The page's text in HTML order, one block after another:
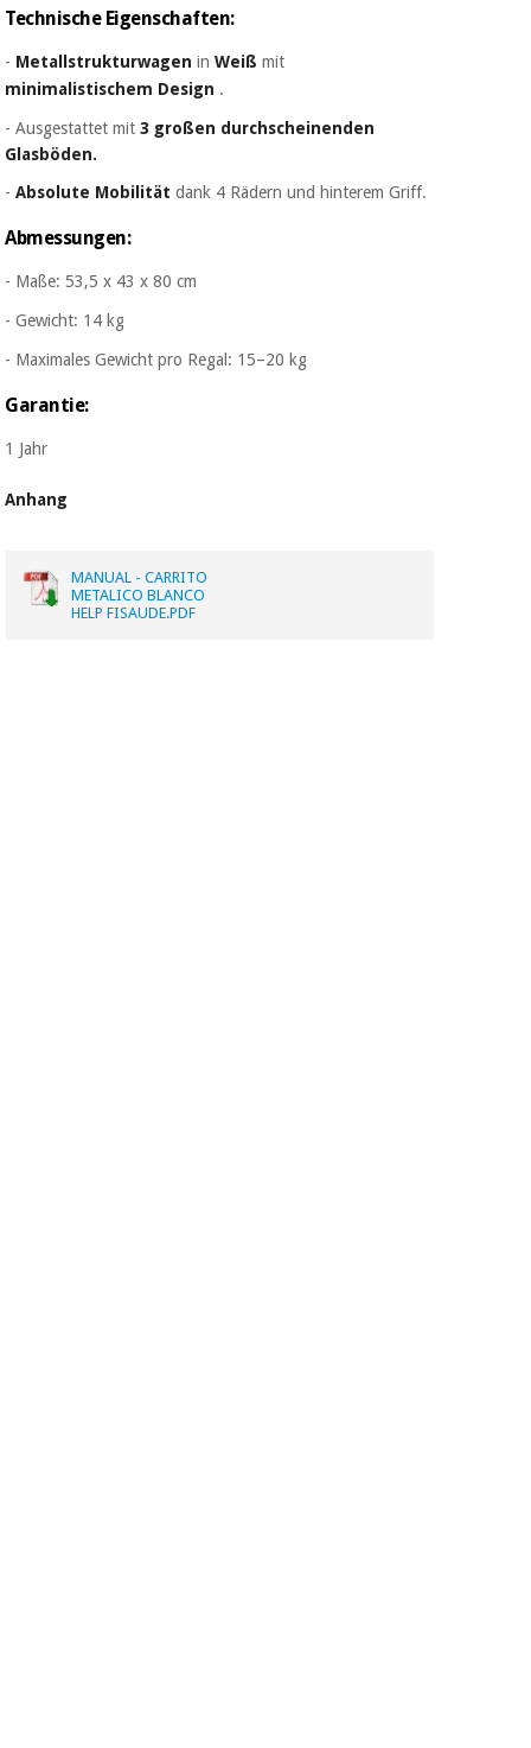
Veterinärmedizin
Orthopädie
Chirurgische
instrumente
Technische Eigenschaften:
- Metallstrukturwagen inWeiß mit
minimalistischem Design .
- Ausgestattet mit3 großen durchscheinenden
Glasböden.
-Absolute Mobilität dank 4 Rädern und hinterem Griff.
Abmessungen:
- Maße: 53,5 x 43 x 80 cm
- Gewicht: 14 kg
- Maximales Gewicht pro Regal: 15–20 kg
Garantie:
1 Jahr
Anhang
MANUAL - CARRITO
METALICO BLANCO
HELP FISAUDE.PDF